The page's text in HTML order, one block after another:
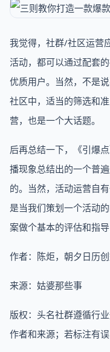
我觉得，社群/社区运营
活动，都可以通过配套
优质用户。当然，不是
社区中，适当的筛选和
营，也是一个大话题。
后再总结一下，《引爆
播现象总结出的一个普
的。当然，活动运营自
是当我们策划一个活动
案做个基本的评估和指
作者：陈炬，朝夕日历
来源：姑婆那些事
版权：头名社群遵循行
作者和来源；若标注有